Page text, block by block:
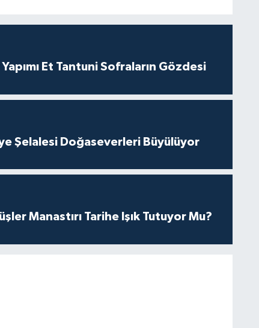
Et Tantuni Sofraların Gözdesi
Şelalesi Doğaseverleri Büyülüyor
Manastırı Tarihe Işık Tutuyor Mu?